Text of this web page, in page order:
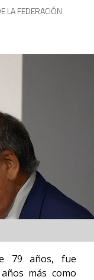
LA FEDERACIÓN
79 años, fue
más como